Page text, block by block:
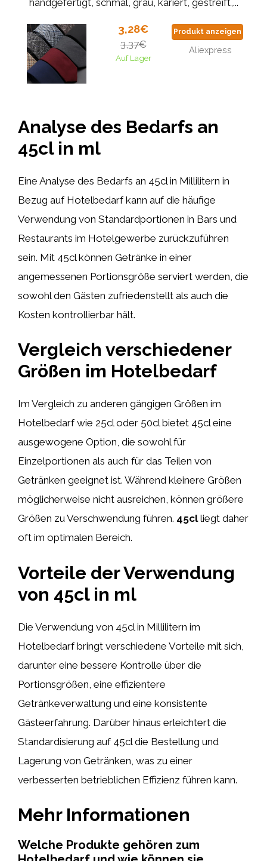
3,28€
3,37€
Auf Lager
Produkt anzeigen
Aliexpress
Analyse des Bedarfs an
45cl in ml
Eine Analyse des Bedarfs an 45cl in Millilitern in
Bezug auf Hotelbedarf kann auf die häufige
Verwendung von Standardportionen in Bars und
Restaurants im Hotelgewerbe zurückzuführen
sein. Mit 45cl können Getränke in einer
angemessenen Portionsgröße serviert werden, die
sowohl den Gästen zufriedenstellt als auch die
Kosten kontrollierbar hält.
Vergleich verschiedener
Größen im Hotelbedarf
Im Vergleich zu anderen gängigen Größen im
Hotelbedarf wie 25cl oder 50cl bietet 45cl eine
ausgewogene Option, die sowohl für
Einzelportionen als auch für das Teilen von
Getränken geeignet ist. Während kleinere Größen
möglicherweise nicht ausreichen, können größere
Größen zu Verschwendung führen. 45clliegt daher
oft im optimalen Bereich.
Vorteile der Verwendung
von 45cl in ml
Die Verwendung von 45cl in Millilitern im
Hotelbedarf bringt verschiedene Vorteile mit sich,
darunter eine bessere Kontrolle über die
Portionsgrößen, eine effizientere
Getränkeverwaltung und eine konsistente
Gästeerfahrung. Darüber hinaus erleichtert die
Standardisierung auf 45cl die Bestellung und
Lagerung von Getränken, was zu einer
verbesserten betrieblichen Effizienz führen kann.
Mehr Informationen
Welche Produkte gehören zum